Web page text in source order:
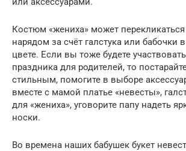
Костюм «жениха» может
нарядом за счёт галстука или бабочки
цвете. Если вы тоже будете
праздника для родителей, то
стильным, помогите в выборе
вместе с мамой платье «невесты»,
для «жениха», уговорите папу надеть
носки.
Во времена наших бабушек букет